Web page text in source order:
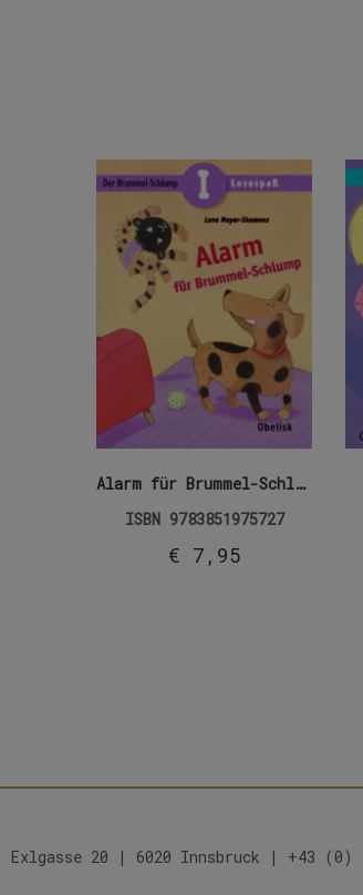
Alarm für Brummel-Schlump
ISBN 9783851975727
€ 7,95
Exlgasse 20 | 6020 Innsbruck | +43 (0)